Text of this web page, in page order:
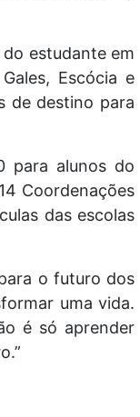
estudante em
Escócia e
de destino para
para alunos do
Coordenações
das escolas
o futuro dos
uma vida.
é só aprender